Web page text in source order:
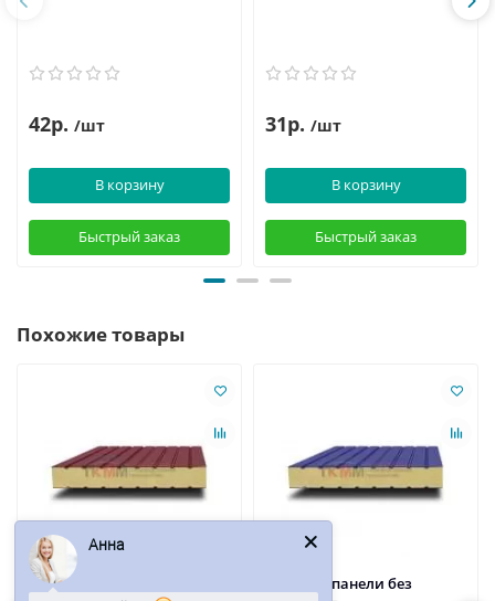
42р. /шт
В корзину
Быстрый заказ
31р. /шт
В корзину
Быстрый заказ
Похожие товары
Сэндвич-панели без
Сэндвич-панели без
Анна